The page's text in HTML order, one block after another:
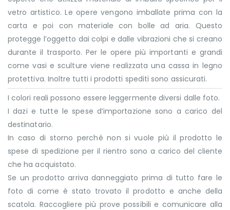
vetro artistico. Le opere vengono imballate prima con la
carta e poi con materiale con bolle ad aria. Questo
protegge l’oggetto dai colpi e dalle vibrazioni che si creano
durante il trasporto. Per le opere più importanti e grandi
come vasi e sculture viene realizzata una cassa in legno
protettiva. Inoltre tutti i prodotti spediti sono assicurati.
I colori reali possono essere leggermente diversi dalle foto.
I dazi e tutte le spese d’importazione sono a carico del
destinatario.
In caso di storno perché non si vuole più il prodotto le
spese di spedizione per il rientro sono a carico del cliente
che ha acquistato.
Se un prodotto arriva danneggiato prima di tutto fare le
foto di come è stato trovato il prodotto e anche della
scatola. Raccogliere più prove possibili e comunicare alla